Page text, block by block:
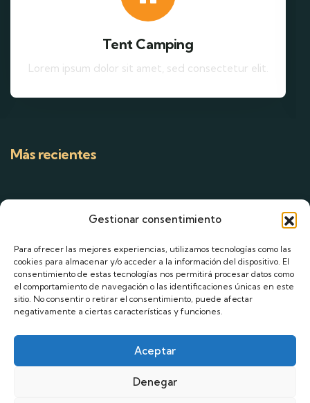
Gestionar consentimiento
Para ofrecer las mejores experiencias, utilizamos tecnologías como las
cookies para almacenar y/o acceder a la información del dispositivo. El
consentimiento de estas tecnologías nos permitirá procesar datos como
el comportamiento de navegación o las identificaciones únicas en este
sitio. No consentir o retirar el consentimiento, puede afectar
negativamente a ciertas características y funciones.
Aceptar
Denegar
Tent Camping
Lorem ipsum dolor sit amet, sed consectetur elit.
Más recientes
Este es el encabezado
Lorem fistrum por la